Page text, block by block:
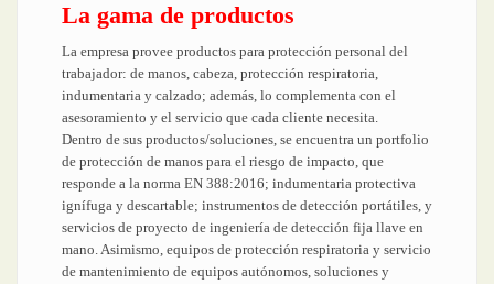
La gama de productos
La empresa provee productos para protección personal del
trabajador: de manos, cabeza, protección respiratoria,
indumentaria y calzado; además, lo complementa con el
asesoramiento y el servicio que cada cliente necesita.
Dentro de sus productos/soluciones, se encuentra un portfolio
de protección de manos para el riesgo de impacto, que
responde a la norma EN 388:2016; indumentaria protectiva
ignífuga y descartable; instrumentos de detección portátiles, y
servicios de proyecto de ingeniería de detección fija llave en
mano. Asimismo, equipos de protección respiratoria y servicio
de mantenimiento de equipos autónomos, soluciones y